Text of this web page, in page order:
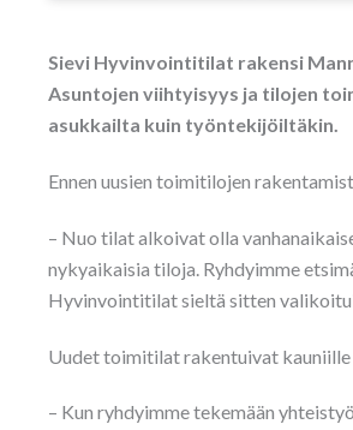
Sievi Hyvinvointitilat rakensi
Asuntojen viihtyisyys ja tilojen
asukkailta kuin työntekijöiltäkin.
Ennen uusien toimitilojen
– Nuo tilat alkoivat olla
nykyaikaisia tiloja. Ryhdyimme
Hyvinvointitilat sieltä sitten
Uudet toimitilat rakentuivat kauniille
– Kun ryhdyimme tekemään